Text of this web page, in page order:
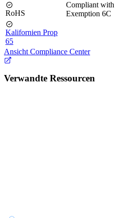
RoHS
Compliant with
Exemption 6C
Kalifornien Prop
65
Ansicht Compliance Center
Verwandte Ressourcen